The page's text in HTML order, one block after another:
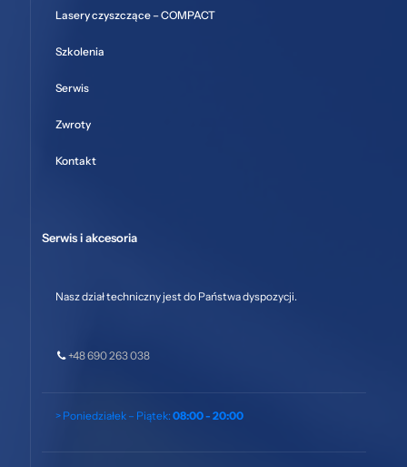
Lasery czyszczące – COMPACT
Szkolenia
Serwis
Zwroty
Kontakt
Serwis i akcesoria
Nasz dział techniczny jest do Państwa dyspozycji.
+48 690 263 038
> Poniedziałek – Piątek: 08:00 - 20:00